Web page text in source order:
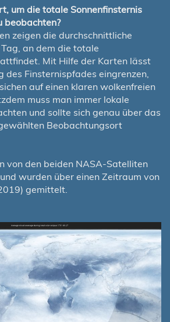
um die totale Sonnenfinsternis
beobachten?
zeigen die durchschnittliche
an dem die totale
Mit Hilfe der Karten lässt
des Finsternispfades eingrenzen,
auf einen klaren wolkenfreien
muss man immer lokale
und sollte sich genau über das
Beobachtungsort
von den beiden NASA-Satelliten
und wurden über einen Zeitraum von
gemittelt.